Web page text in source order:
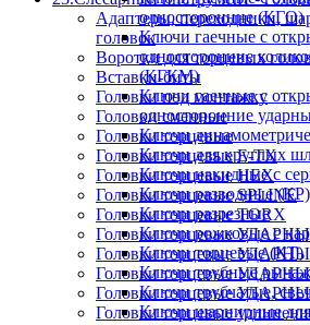
Адаптеры, переходники,
головок
Воротки для торцевых
Вставки-биты
Головки под монтажку
Головки сменные
Головки торцевые
Головки торцевые E-TX
Головки торцевые HEX
Головки торцевые SPLINE
Головки торцевые TORX
Головки торцевые
Головки торцевые
Головки торцевые
Головки торцевые
Головки торцевые
односторонние (КГО)
Ключи гаечные с
односторонние
(КГКМ)
Ключи гаечные с
односторонние
Ключи
Ключи для круглых
Ключи накидные с
Ключи разводные (КР)
Ключи разрезные
Ключи рожковые с
Ключи торцевые (КТ)
Ключи трубные
Ключи трубчатые,
Ключи шарнирные